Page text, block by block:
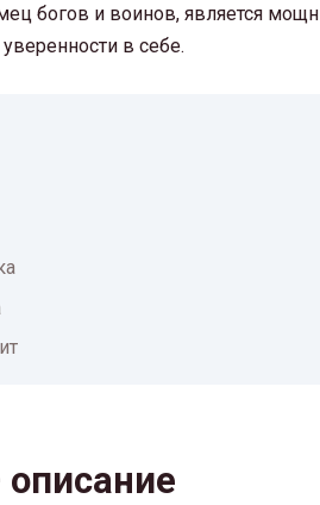
богов и воинов, является
в себе.